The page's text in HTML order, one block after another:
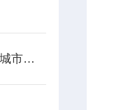
路面尘土量检测设备守护城市空气质量